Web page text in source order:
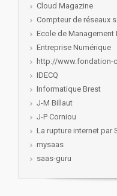
Cloud Magazine
Compteur de réseaux
Ecole de Management
Entreprise Numérique
http://www.fondation-
IDECQ
Informatique Brest
J-M Billaut
J-P Corniou
La rupture internet par
mysaas
saas-guru